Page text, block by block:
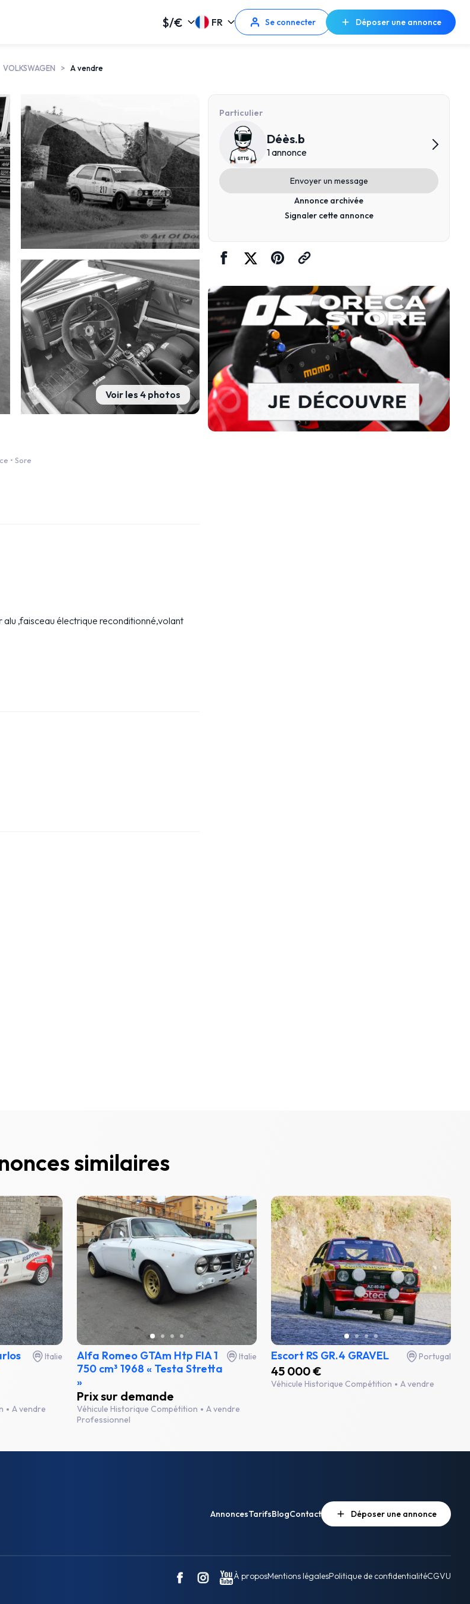
$/€ FR Se connecter Déposer une annonce
VOLKSWAGEN A vendre
Voir les 4 photos
• Sore
alu ,faisceau électrique reconditionné,volant
Particulier
Déès.b
1 annonce
Envoyer un message
Annonce archivée
Signaler cette annonce
similaires
Italie
A vendre
Alfa Romeo GTAm Htp FIA 1
750 cm³ 1968 « Testa Stretta
»
Italie
Prix sur demande
Véhicule Historique Compétition
A vendre
Professionnel
Escort RS GR.4 GRAVEL Portugal
45 000 €
Véhicule Historique Compétition A vendre
AnnoncesTarifsBlogContact Déposer une annonce
À proposMentions légalesPolitique de confidentialitéCGVU